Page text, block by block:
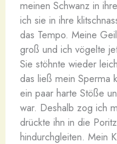
meinen Schwanz in
ich sie in ihre
das Tempo. Meine
groß und ich vögelte
Sie stöhnte wieder
das ließ mein Sperma
ein paar harte Stöße
war. Deshalb zog ich
drückte ihn in die
hindurchgleiten. Mein